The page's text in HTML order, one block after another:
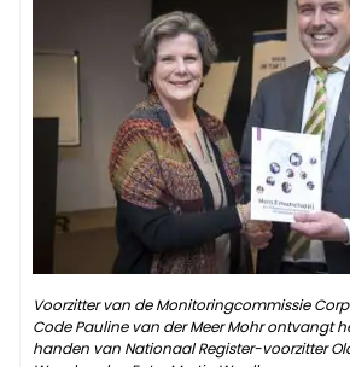
Voorzitter van de Monitoringcommissie
Code Pauline van der Meer Mohr ontvangt
handen van Nationaal Register-voorzitter